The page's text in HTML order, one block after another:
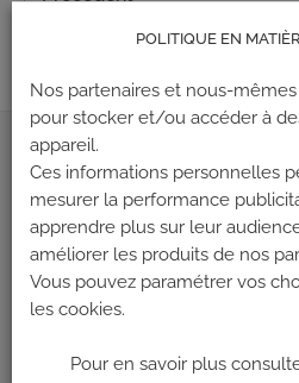
ADRESSE
Climb Up (Siège social)
148 Avenue Jean Jaurès
69 007 LYON
POLITIQUE EN
Nos partenaires et nous-
pour stocker et/ou accéder à
appareil.
Ces informations personnelles
mesurer la performance
apprendre plus sur leur
améliorer les produits de nos
Vous pouvez paramétrer vos
les cookies.
Pour en savoir plus